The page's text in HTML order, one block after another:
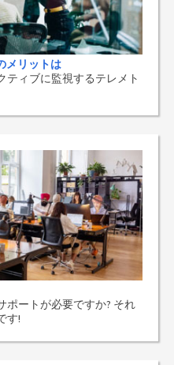
リットは
ティブに監視するテレメト
ポートが必要ですか? それ
す!